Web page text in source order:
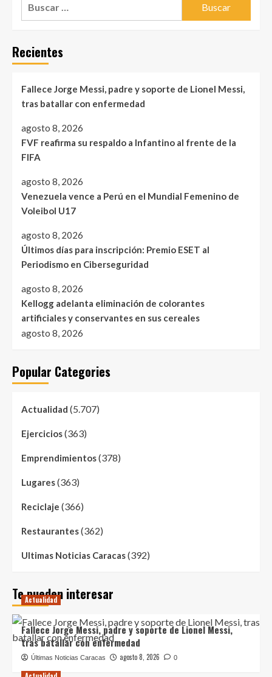
Recientes
Fallece Jorge Messi, padre y soporte de Lionel Messi,
tras batallar con enfermedad
agosto 8, 2026
FVF reafirma su respaldo a Infantino al frente de la
FIFA
agosto 8, 2026
Venezuela vence a Perú en el Mundial Femenino de
Voleibol U17
agosto 8, 2026
Últimos días para inscripción: Premio ESET al
Periodismo en Ciberseguridad
agosto 8, 2026
Kellogg adelanta eliminación de colorantes
artificiales y conservantes en sus cereales
agosto 8, 2026
Popular Categories
Actualidad (5.707)
Ejercicios(363)
Emprendimientos(378)
Lugares(363)
Reciclaje (366)
Restaurantes(362)
Ultimas Noticias Caracas(392)
Te pueden interesar
Actualidad
Fallece Jorge Messi, padre y soporte de Lionel Messi,
tras batallar con enfermedad
Últimas Noticias Caracas agosto 8, 2026 0